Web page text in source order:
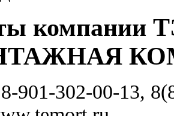
8-901-302-00-13,